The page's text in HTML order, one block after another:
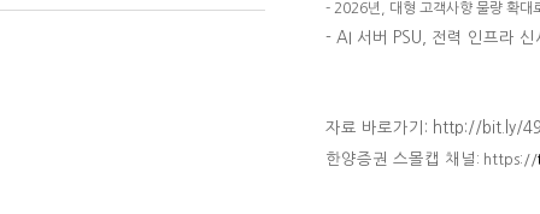
- 2026년, 대형 고객사향 물량 확대
- AI 서버 PSU, 전력 인프라
자료 바로가기: http://bit.ly/
한양증권 스몰캡 채널 : https://